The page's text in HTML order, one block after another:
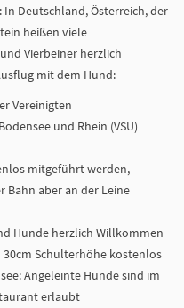
Deutschland, Österreich, der
heißen viele
Vierbeiner herzlich
mit dem Hund:
Vereinigten
und Rhein (VSU)
mitgeführt werden,
Bahn aber an der Leine
Hunde herzlich Willkommen
Schulterhöhe kostenlos
Angeleinte Hunde sind im
erlaubt